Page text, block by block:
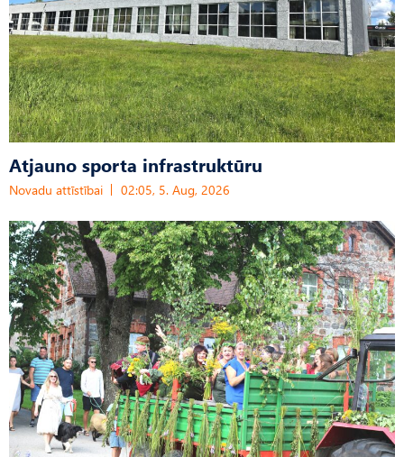
Atjauno sporta infrastruktūru
Novadu attīstībai 02:05, 5. Aug, 2026